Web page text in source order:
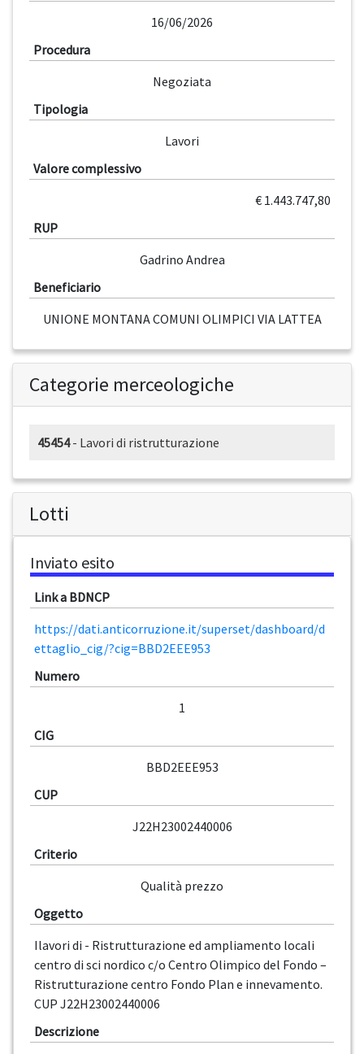
16/06/2026
Procedura
Negoziata
Tipologia
Lavori
Valore complessivo
€ 1.443.747,80
RUP
Gadrino Andrea
Beneficiario
UNIONE MONTANA COMUNI OLIMPICI VIA LATTEA
Categorie merceologiche
45454- Lavori di ristrutturazione
Lotti
Inviato esito
Link a BDNCP
https://dati.anticorruzione.it/superset/dashboard/d
ettaglio_cig/?cig=BBD2EEE953
Numero
1
CIG
BBD2EEE953
CUP
J22H23002440006
Criterio
Qualità prezzo
Oggetto
Ilavori di - Ristrutturazione ed ampliamento locali
centro di sci nordico c/o Centro Olimpico del Fondo –
Ristrutturazione centro Fondo Plan e innevamento.
CUP J22H23002440006
Descrizione